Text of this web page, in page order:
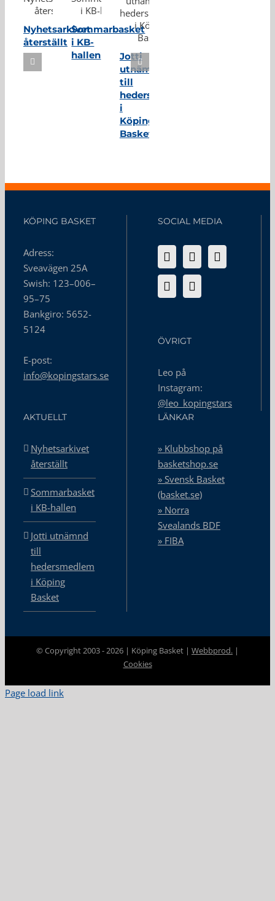
Nyhetsarkivet
återställt
Sommarbasket
i KB-
hallen
Jotti
utnämnd
till
hedersmedlem
i
Köping
Basket
KÖPING BASKET
Adress:
Sveavägen 25A
Swish: 123–006–
95–75
Bankgiro: 5652-
5124
E-post:
info@kopingstars.se
SOCIAL MEDIA
ÖVRIGT
Leo på
Instagram:
@leo_kopingstars
AKTUELLT
Nyhetsarkivet
återställt
Sommarbasket
i KB-hallen
Jotti utnämnd
till
hedersmedlem
i Köping
Basket
LÄNKAR
» Klubbshop på
basketshop.se
» Svensk Basket
(basket.se)
» Norra
Svealands BDF
» FIBA
© Copyright 2003 -2026 | Köping Basket | Webbprod. |
Cookies
Page load link